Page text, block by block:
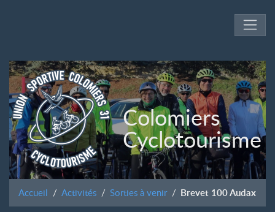
Colomiers
Cyclotourisme
Accueil Activités Sorties à venir Brevet 100 Audax